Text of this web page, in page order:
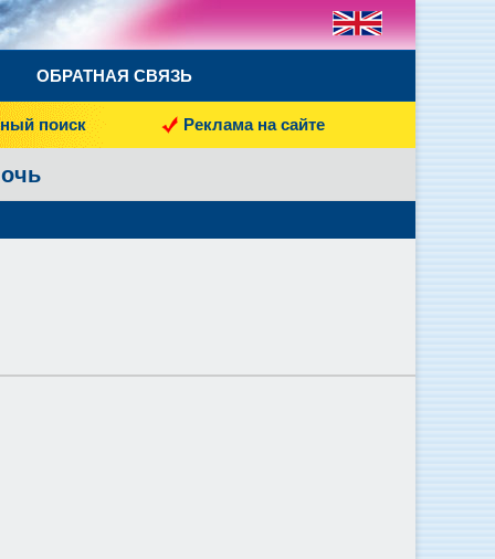
ОБРАТНАЯ СВЯЗЬ
поиск Реклама на сайте